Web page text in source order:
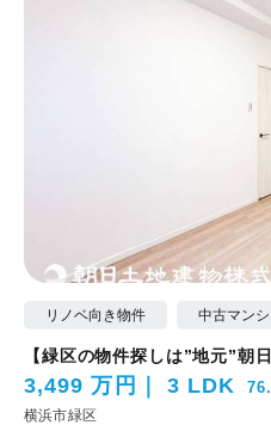
リノベ向き物件 中古マン
【緑区の物件探しは”地元”朝
3,499 万円 3 LDK
横浜市緑区